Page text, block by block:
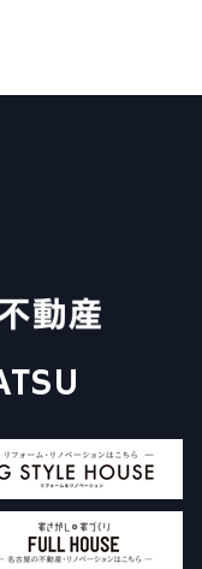
）第20412号
）第8168号
Instagram
コラム
査定依頼フォーム
お問い合わせ